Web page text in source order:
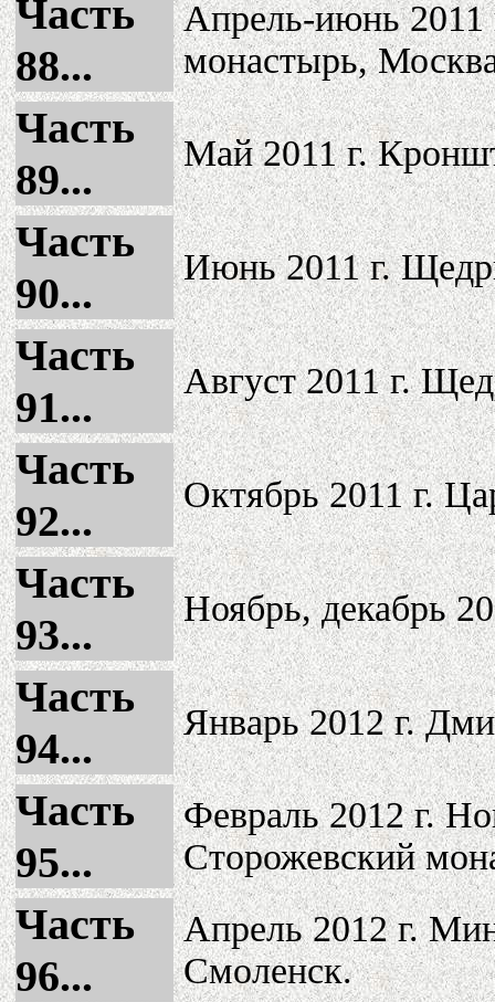
Часть
88...
Апрель-июнь 2011
монастырь,
Часть
89...
Май 2011 г.
Часть
90...
Июнь 2011 г.
Часть
91...
Август 2011 г.
Часть
92...
Октябрь 2011 г.
Часть
93...
Ноябрь, декабрь
Часть
94...
Январь 2012 г.
Часть
95...
Февраль 2012 г.
Сторожевский
Часть
96...
Апрель 2012 г.
Смоленск.